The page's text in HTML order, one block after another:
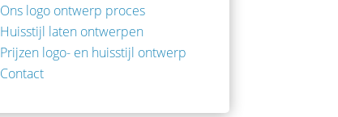
Ons logo ontwerp proces
Huisstijl laten ontwerpen
Prijzen logo- en huisstijl ontwerp
Contact